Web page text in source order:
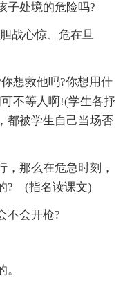
处境的危险吗?
战心惊、危在旦
想救他吗?你想用什
不等人啊!(学生各抒
都被学生自己当场否
那么在危急时刻，
? (指名读课文)
会开枪?